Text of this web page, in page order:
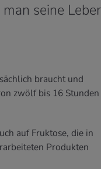
seine Leber
braucht und
zwölf bis 16 Stunden
auf Fruktose, die in
Produkten